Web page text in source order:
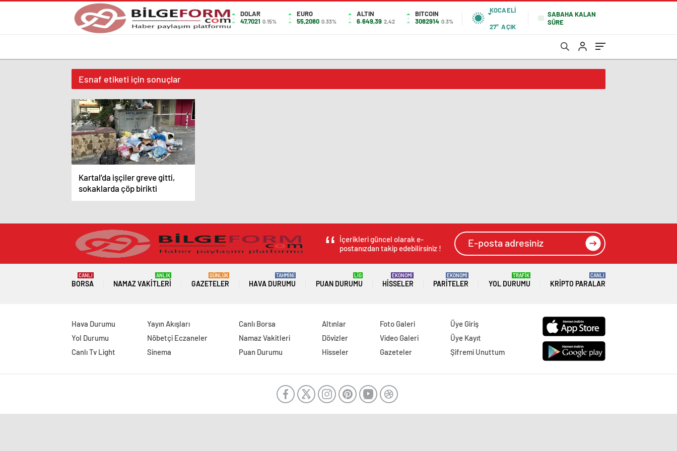
DOLAR
47,7021 0.15%
EURO
55,2080 0.33%
ALTIN
6.649,39 2,42
BITCOIN
3082914 0.3%
KOCAELI
27° AÇIK
SABAHA KALAN
SÜRE
Esnaf etiketi için sonuçlar
Kartal’da işçiler greve gitti,
sokaklarda çöp birikti
İçerikleri güncel olarak e-
postanızdan takip edebilirsiniz !
BORSA
CANLI
NAMAZ VAKITLERI
ANLIK
GAZETELER
GÜNLÜK
HAVA DURUMU
TAHMİNİ
PUAN DURUMU
LİG
HISSELER
EKONOMİ
PARITELER
EKONOMİ
YOL DURUMU
TRAFİK
KRIPTO PARALAR
CANLI
Hava Durumu
Yol Durumu
Canlı Tv Light
Yayın Akışları
Nöbetçi Eczaneler
Sinema
Canlı Borsa
Namaz Vakitleri
Puan Durumu
Altınlar
Dövizler
Hisseler
Foto Galeri
Video Galeri
Gazeteler
Üye Giriş
Üye Kayıt
Şifremi Unuttum